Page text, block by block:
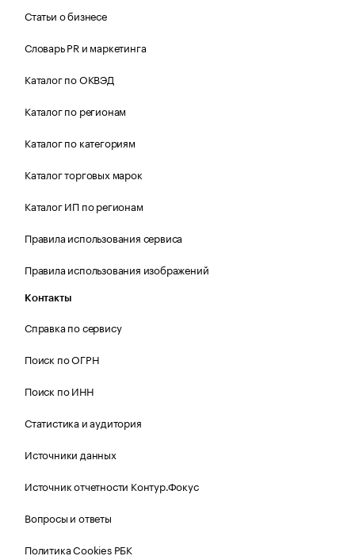
Статьи о бизнесе
Словарь PR и маркетинга
Каталог по ОКВЭД
Каталог по регионам
Каталог по категориям
Каталог торговых марок
Каталог ИП по регионам
Правила использования сервиса
Правила использования изображений
Контакты
Справка по сервису
Поиск по ОГРН
Поиск по ИНН
Статистика и аудитория
Источники данных
Источник отчетности Контур.Фокус
Вопросы и ответы
Политика Cookies РБК